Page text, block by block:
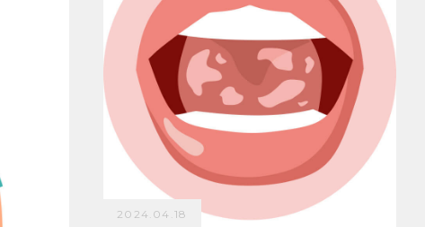
2024.04.18